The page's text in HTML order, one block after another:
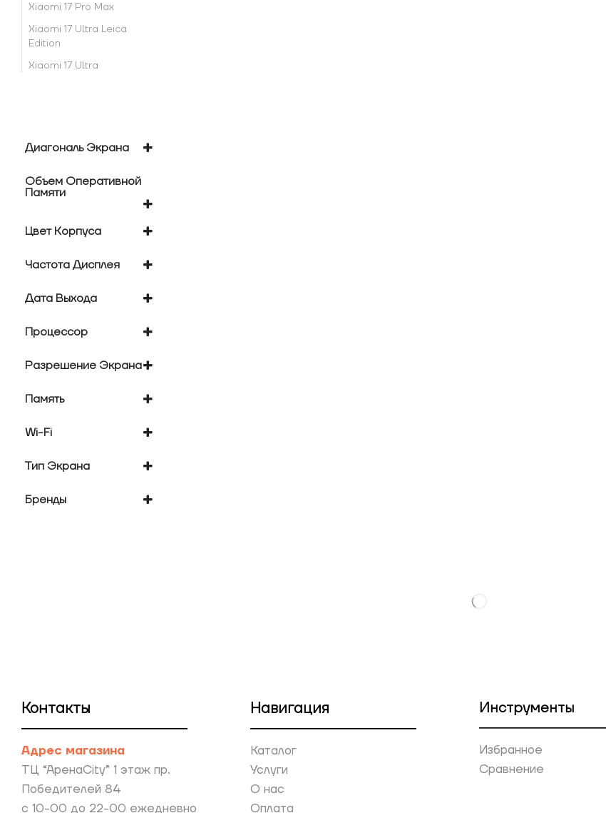
Xiaomi 17 Pro Max
Xiaomi 17 Ultra Leica
Edition
Xiaomi 17 Ultra
Диагональ Экрана
Объем Оперативной
Памяти
Цвет Корпуса
серебристый, черный
Частота Дисплея
Дата Выхода
Процессор
8 Elite
Разрешение Экрана
Память
512 Гб
Wi-Fi
Тип Экрана
Бренды
Контакты
Адрес магазина
ТЦ “АренаCity” 1 этаж пр.
Победителей 84
с 10-00 до 22-00 ежедневно
Навигация
Каталог
Услуги
О нас
Оплата
Инструменты
Избранное
Сравнение